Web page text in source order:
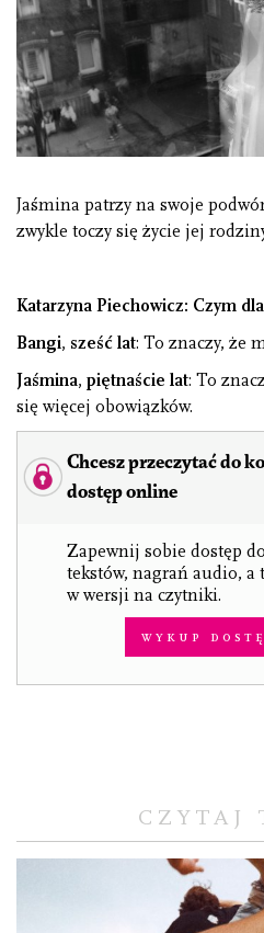
Jaśmina patrzy na swoje
zwykle toczy się życie jej
Katarzyna Piechowicz: Czym
Bangi, sześć lat: To znaczy, że
Jaśmina, piętnaście lat: To
się więcej obowiązków.
Chcesz przeczytać do
dostęp online
Zapewnij sobie dostęp
tekstów, nagrań audio, a
w wersji na czytniki.
Wykup
CZYTAJ